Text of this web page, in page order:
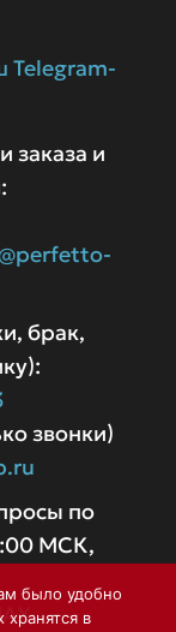
Telegram-
и
брак,
звонки)
по
МСК,
было удобно
хранятся в